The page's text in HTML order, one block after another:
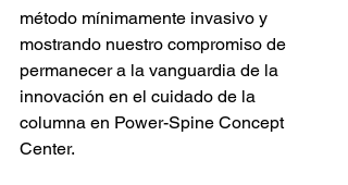
método mínimamente invasivo y
mostrando nuestro compromiso de
permanecer a la vanguardia de la
innovación en el cuidado de la
columna en Power-Spine Concept
Center.